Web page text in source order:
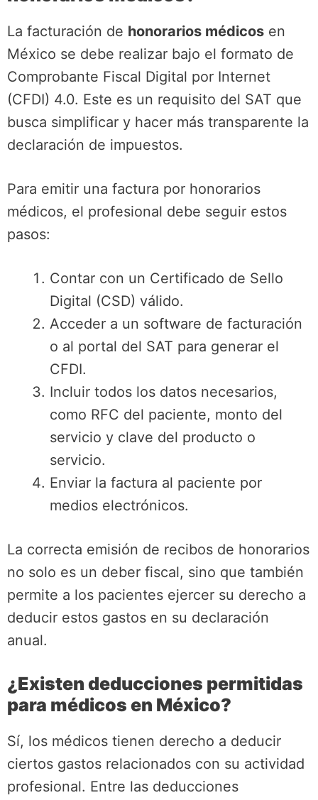
La facturación de honorarios médicos en
México se debe realizar bajo el formato de
Comprobante Fiscal Digital por Internet
(CFDI) 4.0. Este es un requisito del SAT que
busca simplificar y hacer más transparente la
declaración de impuestos.
Para emitir una factura por honorarios
médicos, el profesional debe seguir estos
pasos:
Contar con un Certificado de Sello
Digital (CSD) válido.
Acceder a un software de facturación
o al portal del SAT para generar el
CFDI.
Incluir todos los datos necesarios,
como RFC del paciente, monto del
servicio y clave del producto o
servicio.
Enviar la factura al paciente por
medios electrónicos.
La correcta emisión de recibos de honorarios
no solo es un deber fiscal, sino que también
permite a los pacientes ejercer su derecho a
deducir estos gastos en su declaración
anual.
¿Existen deducciones permitidas
para médicos en México?
Sí, los médicos tienen derecho a deducir
ciertos gastos relacionados con su actividad
profesional. Entre las deducciones